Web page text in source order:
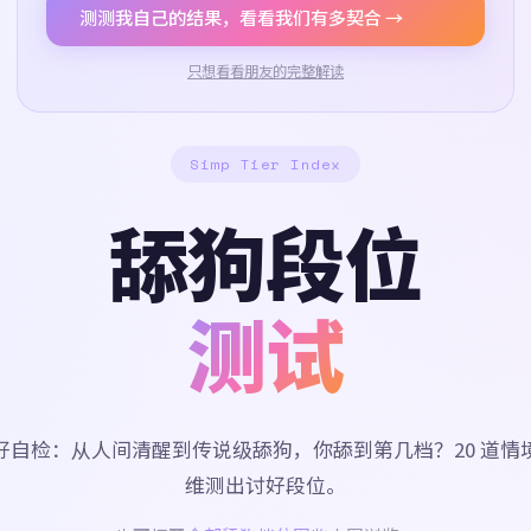
测测我自己的结果，看看我们有多契合 →
只想看看朋友的完整解读
Simp Tier Index
舔狗段位
测试
自检：从人间清醒到传说级舔狗，你舔到第几档？20 道情
维测出讨好段位。